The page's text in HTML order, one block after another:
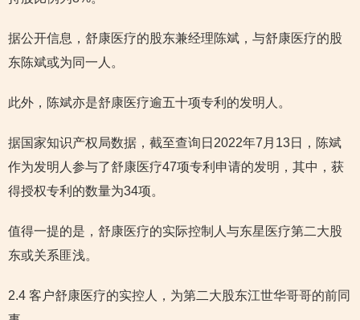
据公开信息，舒康医疗的股东兼经理陈斌，与舒康医疗的股
东陈斌或为同一人。
此外，陈斌亦是舒康医疗逾五十项专利的发明人。
据国家知识产权局数据，截至查询日2022年7月13日，陈斌
作为发明人参与了舒康医疗47项专利申请的发明，其中，获
得授权专利的数量为34项。
值得一提的是，舒康医疗的实际控制人与东星医疗第二大股
东或关系匪浅。
2.4 客户舒康医疗的实控人，为第二大股东江世华哥哥的前同